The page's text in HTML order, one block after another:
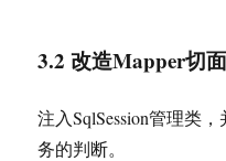
3.2 改造Mapper切面
注入SqlSession管理类
务的判断。